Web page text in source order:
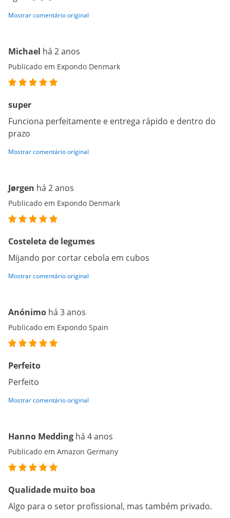
Mostrar comentário original
Michael há 2 anos
Publicado em Expondo Denmark
super
Funciona perfeitamente e entrega rápido e dentro do
prazo
Mostrar comentário original
Jørgen há 2 anos
Publicado em Expondo Denmark
Costeleta de legumes
Mijando por cortar cebola em cubos
Mostrar comentário original
Anónimo há 3 anos
Publicado em Expondo Spain
Perfeito
Perfeito
Mostrar comentário original
Hanno Medding há 4 anos
Publicado em Amazon Germany
Qualidade muito boa
Algo para o setor profissional, mas também privado.